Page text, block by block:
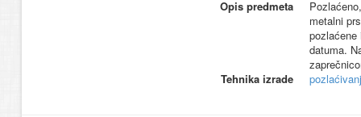
Opis predmeta
metalni
datuma.
Tehnika izrade